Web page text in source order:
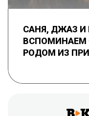
САНЯ, ДЖАЗ И
ВСПОМИНАЕМ
РОДОМ ИЗ